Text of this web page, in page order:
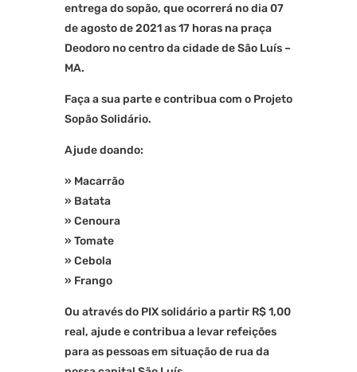
entrega do sopão, que ocorrerá no dia 07
de agosto de 2021 as 17 horas na praça
Deodoro no centro da cidade de São Luís –
MA.
Faça a sua parte e contribua com o Projeto
Sopão Solidário.
Ajude doando:
» Macarrão
» Batata
» Cenoura
» Tomate
» Cebola
» Frango
Ou através do PIX solidário a partir R$ 1,00
real, ajude e contribua a levar refeições
para as pessoas em situação de rua da